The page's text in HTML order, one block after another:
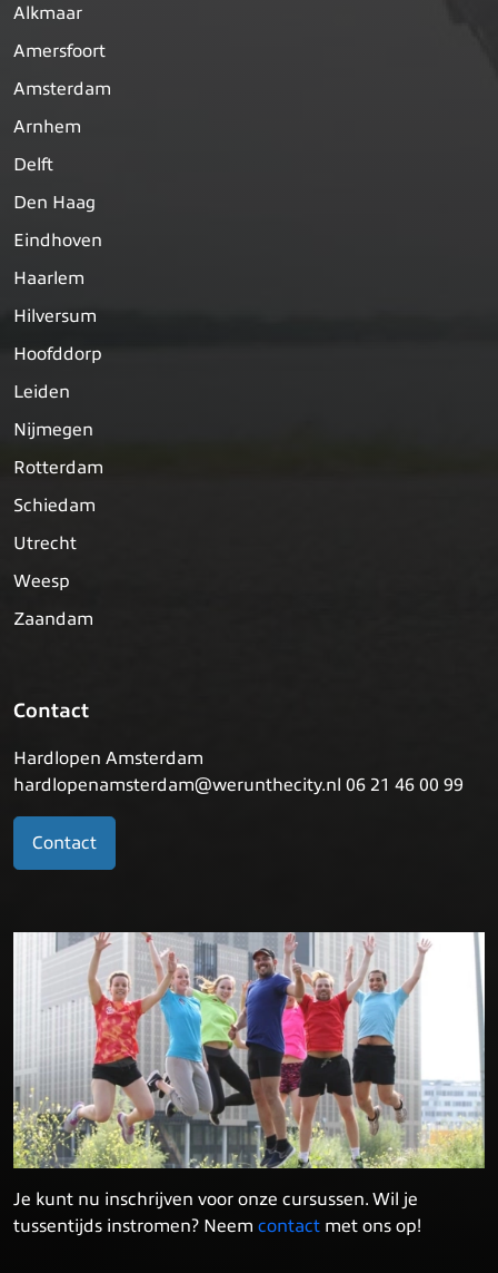
Alkmaar
Amersfoort
Amsterdam
Arnhem
Delft
Den Haag
Eindhoven
Haarlem
Hilversum
Hoofddorp
Leiden
Nijmegen
Rotterdam
Schiedam
Utrecht
Weesp
Zaandam
Contact
Hardlopen Amsterdam
hardlopenamsterdam@werunthecity.nl 06 21 46 00 99
Contact
Je kunt nu inschrijven voor onze cursussen. Wil je
tussentijds instromen? Neem contact met ons op!